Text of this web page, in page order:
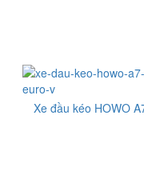
Xe đầu kéo HOWO